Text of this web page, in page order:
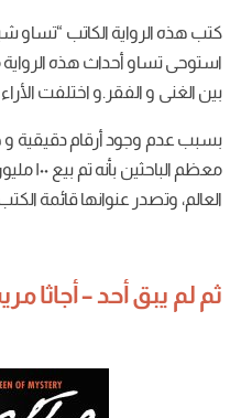
استوحى تساو أحداث هذه
بين الغنى و الفقر.و اختلفت
بسبب عدم وجود أرقام دقيقية و
معظم
العالم، وتصدر عنوانها قائمة
ثم لم يبق أحد – أجاثا